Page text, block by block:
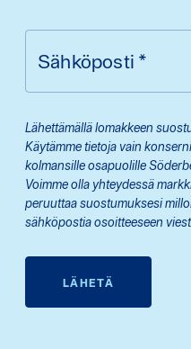
Sähköposti *
Lähettämällä lomakkeen
Käytämme tietoja vain
kolmansille osapuolille
Voimme olla yhteydessä
peruuttaa suostumuksesi
sähköpostia osoitteeseen
LÄHETÄ